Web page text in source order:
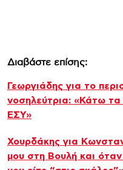
Διαβάστε επίσης:
Γεωργιάδης για το
νοσηλεύτρια: «Κάτω
ΕΣΥ»
Χουρδάκης για
μου στη Βουλή και